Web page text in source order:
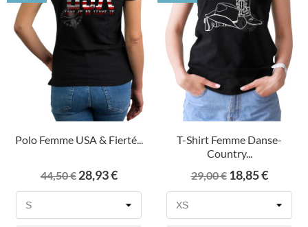
Polo Femme USA & Fierté...
Prix
de
44,50 € Prix
28,93 €
T-Shirt Femme Danse-
Country...
Prix
de
29,00 € Prix
18,85 €